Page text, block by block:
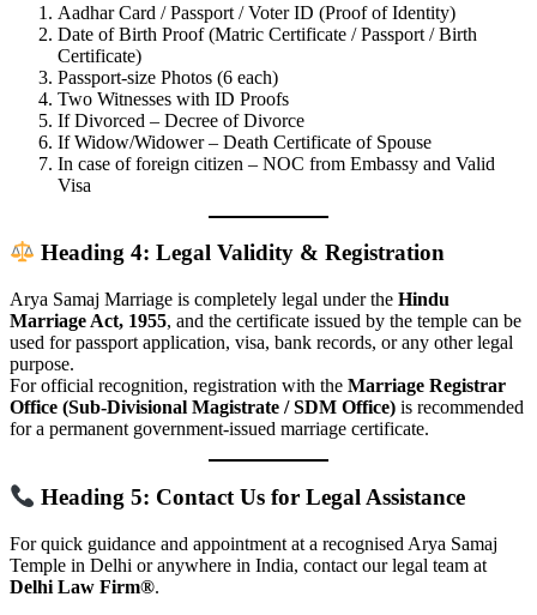
Aadhar Card / Passport / Voter ID (Proof of Identity)
Date of Birth Proof (Matric Certificate / Passport / Birth
Certificate)
Passport-size Photos (6 each)
Two Witnesses with ID Proofs
If Divorced – Decree of Divorce
If Widow/Widower – Death Certificate of Spouse
In case of foreign citizen – NOC from Embassy and Valid
Visa
Heading 4: Legal Validity & Registration
Arya Samaj Marriage is completely legal under the Hindu
Marriage Act, 1955, and the certificate issued by the temple can be
used for passport application, visa, bank records, or any other legal
purpose.
For official recognition, registration with the Marriage Registrar
Office (Sub-Divisional Magistrate / SDM Office) is recommended
for a permanent government-issued marriage certificate.
Heading 5: Contact Us for Legal Assistance
For quick guidance and appointment at a recognised Arya Samaj
Temple in Delhi or anywhere in India, contact our legal team at
Delhi Law Firm®.